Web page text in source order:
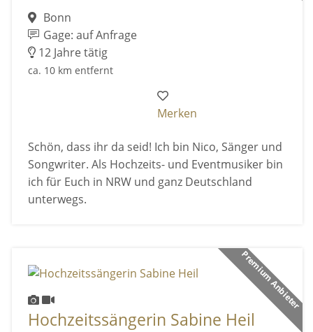
Bonn
Gage: auf Anfrage
12 Jahre tätig
ca. 10 km entfernt
Merken
Schön, dass ihr da seid! Ich bin Nico, Sänger und
Songwriter. Als Hochzeits- und Eventmusiker bin
ich für Euch in NRW und ganz Deutschland
unterwegs.
Premium Anbieter
Hochzeitssängerin Sabine Heil